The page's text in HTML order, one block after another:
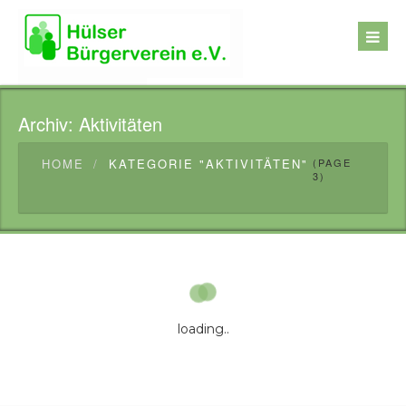
Archiv: Aktivitäten
HOME KATEGORIE "AKTIVITÄTEN" (PAGE
3)
loading..